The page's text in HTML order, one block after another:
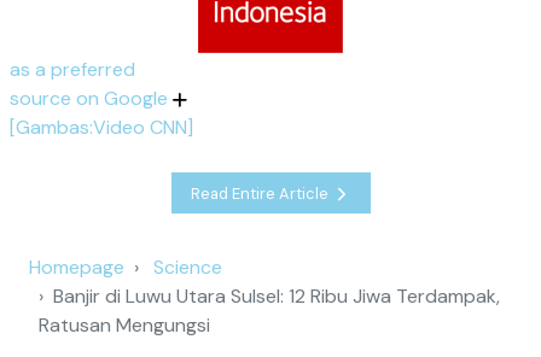
as a preferred
source on Google
[Gambas:Video CNN]
Read Entire Article
Homepage
Science
Banjir di Luwu Utara Sulsel: 12 Ribu Jiwa Terdampak,
Ratusan Mengungsi